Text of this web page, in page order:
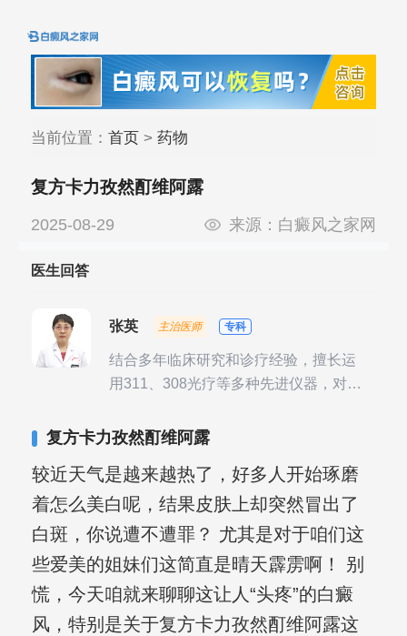
当前位置： 首页> 药物
复方卡力孜然酊维阿露
2025-08-29 来源： 白癜风之家网
医生回答
张英 主治医师 专科
结合多年临床研究和诊疗经验，擅长运
用311、308光疗等多种先进仪器，对不
其对女性银屑病、顽固性银屑病、全身
验。
复方卡力孜然酊维阿露
较近天气是越来越热了，好多人开始琢磨
着怎么美白呢，结果皮肤上却突然冒出了
白斑，你说遭不遭罪？ 尤其是对于咱们这
些爱美的姐妹们这简直是晴天霹雳啊！ 别
慌，今天咱就来聊聊这让人“头疼”的白癜
风，特别是关于复方卡力孜然酊维阿露这